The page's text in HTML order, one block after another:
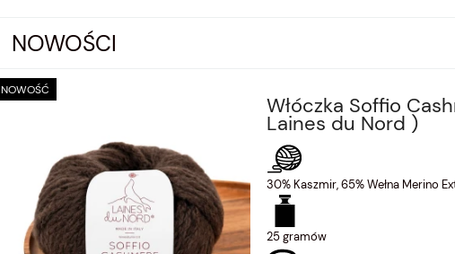
NOWOŚCI
Włóczka Soffio
Laines du Nord )
30% Kaszmir, 65% Wełna Merino
25 gramów
NOWOŚĆ